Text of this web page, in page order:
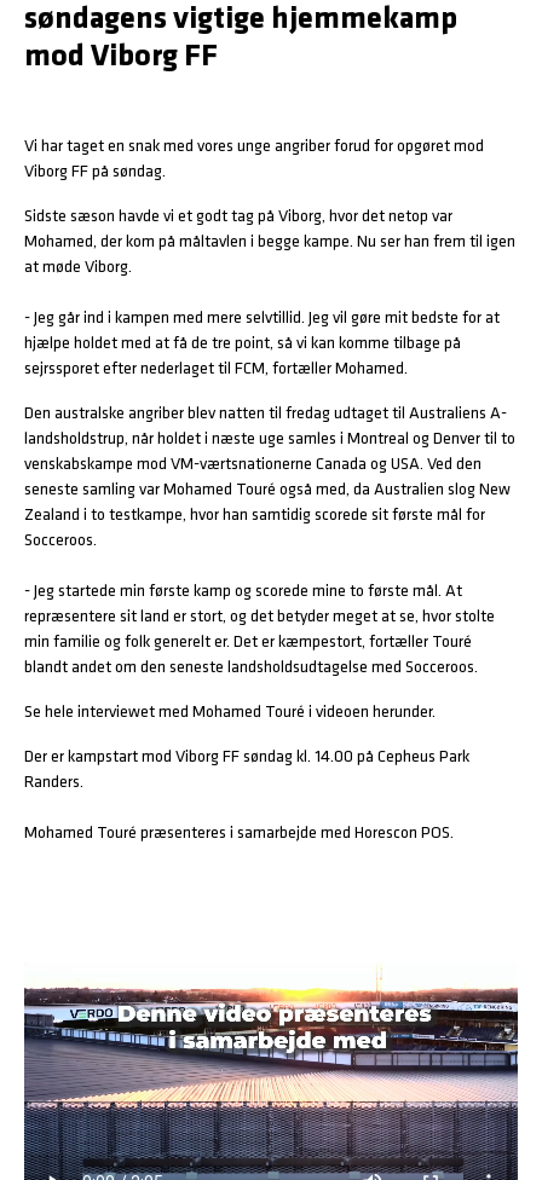
søndagens vigtige hjemmekamp
mod Viborg FF
Vi har taget en snak med vores unge angriber forud for opgøret mod
Viborg FF på søndag.
Sidste sæson havde vi et godt tag på Viborg, hvor det netop var
Mohamed, der kom på måltavlen i begge kampe. Nu ser han frem til igen
at møde Viborg.
- Jeg går ind i kampen med mere selvtillid. Jeg vil gøre mit bedste for at
hjælpe holdet med at få de tre point, så vi kan komme tilbage på
sejrssporet efter nederlaget til FCM, fortæller Mohamed.
Den australske angriber blev natten til fredag udtaget til Australiens A-
landsholdstrup, når holdet i næste uge samles i Montreal og Denver til to
venskabskampe mod VM-værtsnationerne Canada og USA. Ved den
seneste samling var Mohamed Touré også med, da Australien slog New
Zealand i to testkampe, hvor han samtidig scorede sit første mål for
Socceroos.
- Jeg startede min første kamp og scorede mine to første mål. At
repræsentere sit land er stort, og det betyder meget at se, hvor stolte
min familie og folk generelt er. Det er kæmpestort, fortæller Touré
blandt andet om den seneste landsholdsudtagelse med Socceroos.
Se hele interviewet med Mohamed Touré i videoen herunder.
Der er kampstart mod Viborg FF søndag kl. 14.00 på Cepheus Park
Randers.
Mohamed Touré præsenteres i samarbejde med Horescon POS.